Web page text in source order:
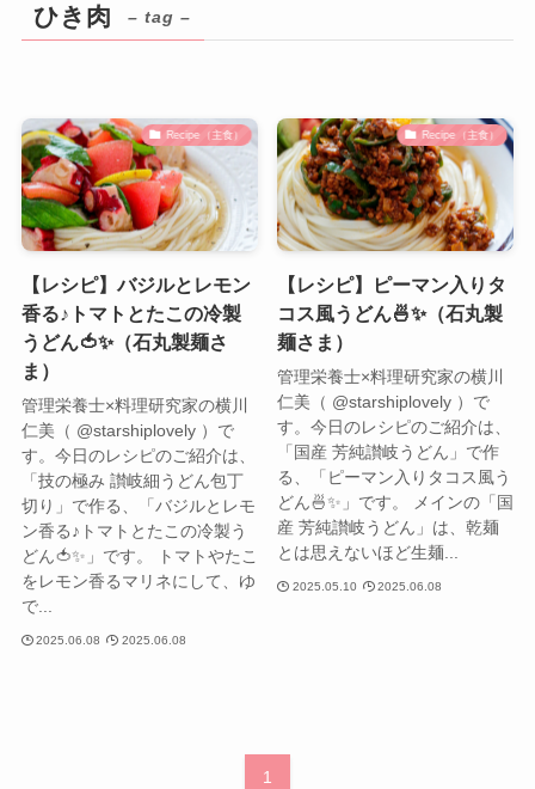
ひき肉 – tag –
Recipe（主食）
【レシピ】バジルとレモン
香る♪トマトとたこの冷製
うどん🍅✨（石丸製麺さ
ま）
管理栄養士×料理研究家の横川
仁美（ @starshiplovely ）で
す。今日のレシピのご紹介は、
「技の極み 讃岐細うどん包丁
切り」で作る、「バジルとレモ
ン香る♪トマトとたこの冷製う
どん🍅✨」です。 トマトやたこ
をレモン香るマリネにして、ゆ
で...
2025.06.08 2025.06.08
Recipe（主食）
【レシピ】ピーマン入りタ
コス風うどん🍜✨（石丸製
麺さま）
管理栄養士×料理研究家の横川
仁美（ @starshiplovely ）で
す。今日のレシピのご紹介は、
「国産 芳純讃岐うどん」で作
る、「ピーマン入りタコス風う
どん🍜✨」です。 メインの「国
産 芳純讃岐うどん」は、乾麺
とは思えないほど生麺...
2025.05.10 2025.06.08
1